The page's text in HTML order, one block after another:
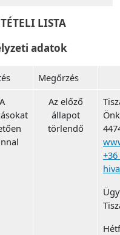
LISTA
adatok
Megőrzés
A
Az előző
állapot
törlendő
+36